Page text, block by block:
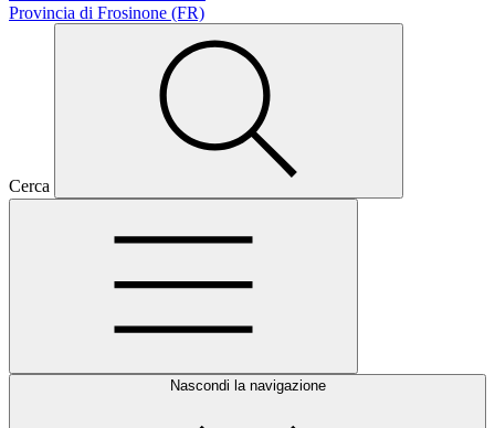
Provincia di Frosinone (FR)
Cerca
Nascondi la navigazione